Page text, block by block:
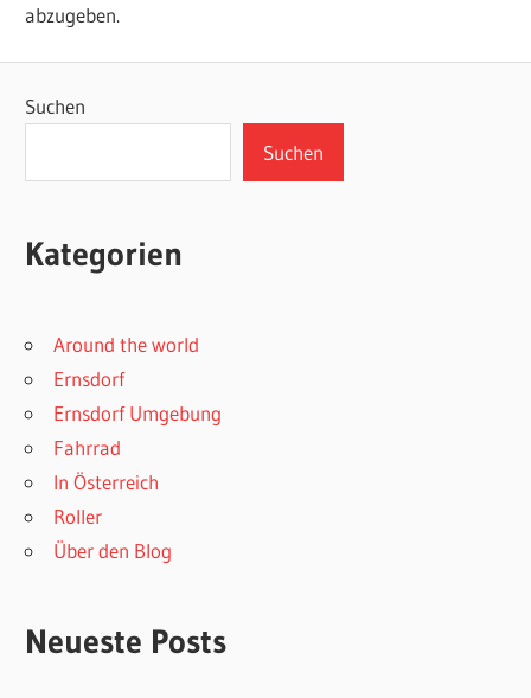
abzugeben.
Suchen
Suchen
Kategorien
Around the world
Ernsdorf
Ernsdorf Umgebung
Fahrrad
In Österreich
Roller
Über den Blog
Neueste Posts